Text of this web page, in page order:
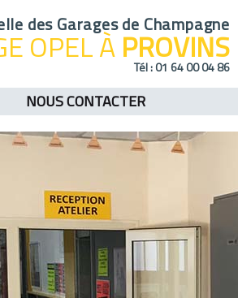
des Garages de Champagne
OPEL ÀPROVINS
Tél :01 64 00 04 86
NOUS CONTACTER